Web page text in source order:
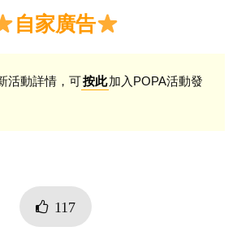
自家廣告
活動詳情，可按此加入POPA活動發
117